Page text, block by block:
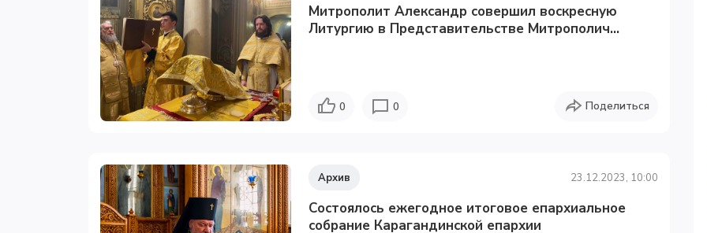
Митрополит Александр совершил воскресную
Литургию в Представительстве Митрополич...
0 0 Поделиться
Архив 23.12.2023, 10:00
Состоялось ежегодное итоговое епархиальное
собрание Карагандинской епархии